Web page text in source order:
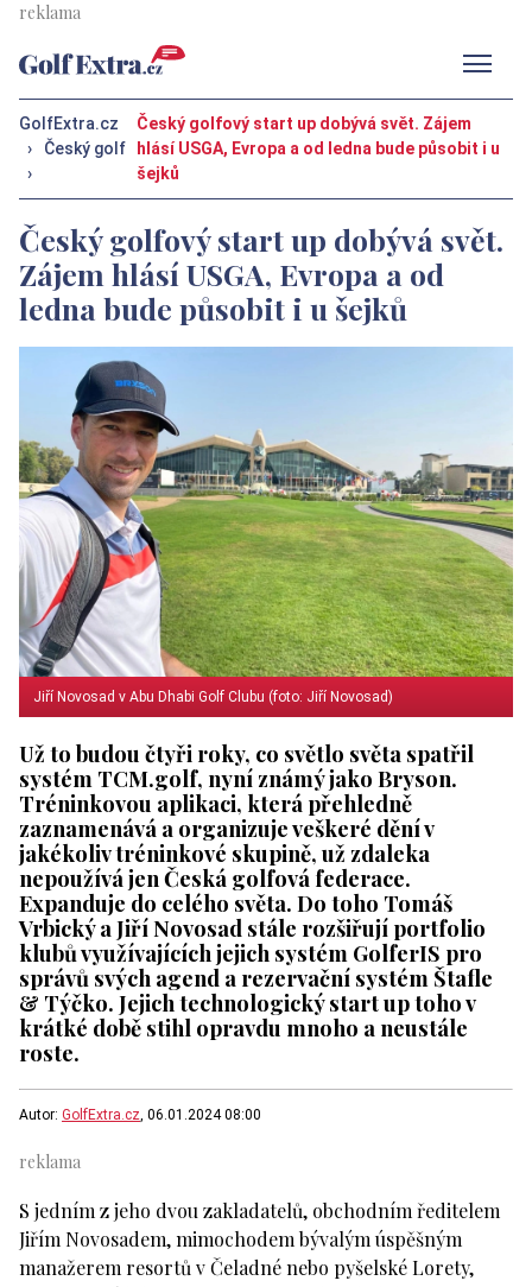
GolfExtra.cz
›
Český golf
›
Český golfový start up dobývá svět. Zájem
hlásí USGA, Evropa a od ledna bude působit i u
šejků
Český golfový start up dobývá svět.
Zájem hlásí USGA, Evropa a od
ledna bude působit i u šejků
Jiří Novosad v Abu Dhabi Golf Clubu (foto: Jiří Novosad)
Už to budou čtyři roky, co světlo světa spatřil
systém TCM.golf, nyní známý jako Bryson.
Tréninkovou aplikaci, která přehledně
zaznamenává a organizuje veškeré dění v
jakékoliv tréninkové skupině, už zdaleka
nepoužívá jen Česká golfová federace.
Expanduje do celého světa. Do toho Tomáš
Vrbický a Jiří Novosad stále rozšiřují portfolio
klubů využívajících jejich systém GolferIS pro
správů svých agend a rezervační systém Štafle
& Týčko. Jejich technologický start up toho v
krátké době stihl opravdu mnoho a neustále
roste.
Autor: GolfExtra.cz , 06.01.2024 08:00
S jedním z jeho dvou zakladatelů, obchodním ředitelem
Jiřím Novosadem, mimochodem bývalým úspěšným
manažerem resortů v Čeladné nebo pyšelské Lorety,